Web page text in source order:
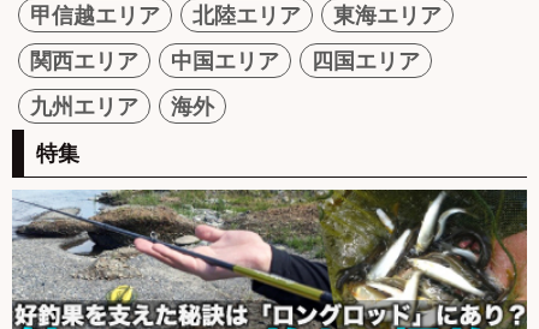
甲信越エリア
北陸エリア
東海エリア
関西エリア
中国エリア
四国エリア
九州エリア
海外
特集